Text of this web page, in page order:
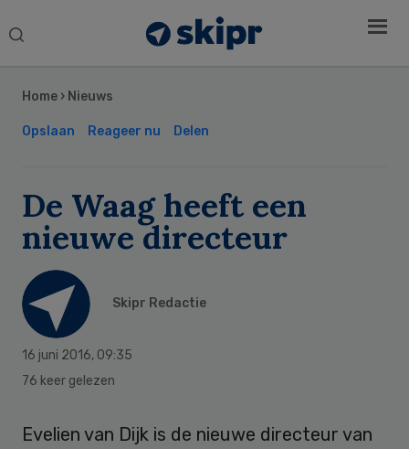
Search
Home › Nieuws
Opslaan Reageer nu Delen
De Waag heeft een
nieuwe directeur
Skipr Redactie
16 juni 2016, 09:35
76 keer gelezen
Evelien van Dijk is de nieuwe directeur van
Sidebar